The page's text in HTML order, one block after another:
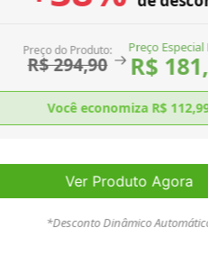
Preço do Produto:
R$ 294,90
Preço Especial
R$
Você economiza R$
Ver Produto Agora
*Desconto Dinâmico